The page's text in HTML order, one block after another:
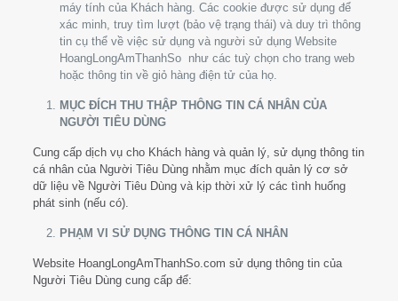
máy tính của Khách hàng. Các cookie được sử dụng để
xác minh, truy tìm lượt (bảo vệ trạng thái) và duy trì thông
tin cụ thể về việc sử dụng và người sử dụng Website
HoangLongAmThanhSo như các tuỳ chọn cho trang web
hoặc thông tin về giỏ hàng điện tử của họ.
MỤC ĐÍCH THU THẬP THÔNG TIN CÁ NHÂN CỦA
NGƯỜI TIÊU DÙNG
Cung cấp dịch vụ cho Khách hàng và quản lý, sử dụng thông tin
cá nhân của Người Tiêu Dùng nhằm mục đích quản lý cơ sở
dữ liệu về Người Tiêu Dùng và kịp thời xử lý các tình huống
phát sinh (nếu có).
PHẠM VI SỬ DỤNG THÔNG TIN CÁ NHÂN
Website HoangLongAmThanhSo.com sử dụng thông tin của
Người Tiêu Dùng cung cấp để: